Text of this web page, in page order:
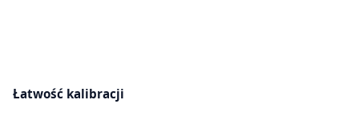
Łatwość kalibracji